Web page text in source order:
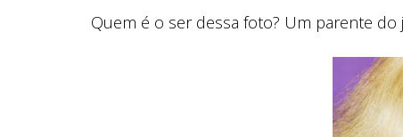
Quem é o ser dessa foto? Um parente do